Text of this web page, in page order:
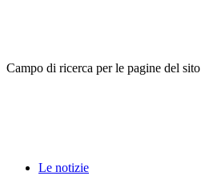
Campo di ricerca per le pagine del sito
Le notizie